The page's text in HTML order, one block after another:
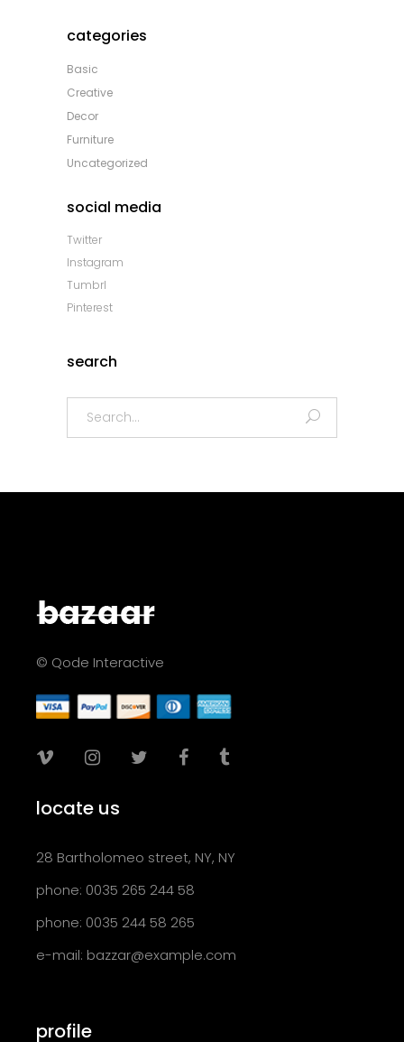
categories
Basic
Creative
Decor
Furniture
Uncategorized
social media
Twitter
Instagram
Tumbrl
Pinterest
search
Search
© Qode Interactive
locate us
28 Bartholomeo street, NY, NY
phone: 0035 265 244 58
phone: 0035 244 58 265
e-mail: bazzar@example.com
profile